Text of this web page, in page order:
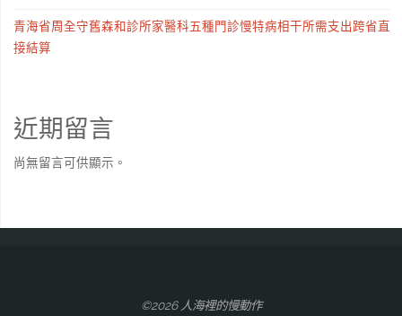
青海省周全守舊森和診所家醫科五種門診慢特病相干所需支出跨省直
接結算
近期留言
尚無留言可供顯示。
©2026 人海裡的慢動作